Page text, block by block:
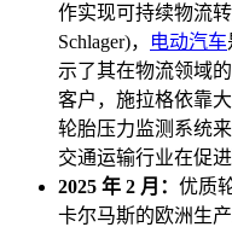
作实现可持续物流
Schlager)，
电动汽车
示了其在物流领域
客户，施拉格依靠
轮胎压力监测系统
交通运输行业在促
2025 年 2 月： 优质
卡尔马斯的欧洲生